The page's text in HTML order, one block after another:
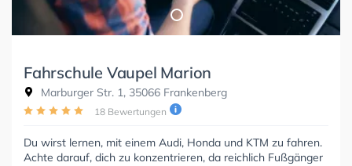
Fahrschule Vaupel Marion
Marburger Str. 1, 35066 Frankenberg
18 Bewertungen
Du wirst lernen, mit einem Audi, Honda und KTM zu fahren.
Achte darauf, dich zu konzentrieren, da reichlich Fußgänger